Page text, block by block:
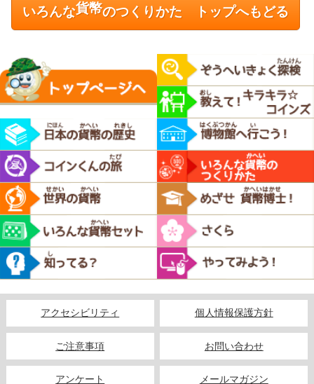
いろんな貨幣のつくりかた トップへもどる
アクセシビリティ 個人情報保護方針
ご注意事項 お問い合わせ
アンケート メールマガジン